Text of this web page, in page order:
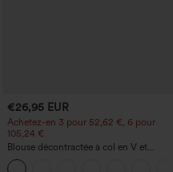
€26,95 EUR
Achetez-en 3 pour 52,62 €, 6 pour
105,24 €
Blouse décontractée à col en V et
manches courtes bouffantes